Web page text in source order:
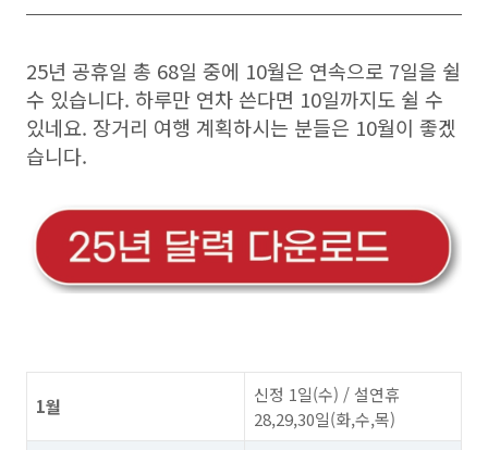
25년 공휴일 총 68일 중에 10월은 연속으로 7일을 쉴
수 있습니다. 하루만 연차 쓴다면 10일까지도 쉴 수
있네요. 장거리 여행 계획하시는 분들은 10월이 좋겠
습니다.
1월
신정 1일(수) / 설연휴
28,29,30일(화,수,목)